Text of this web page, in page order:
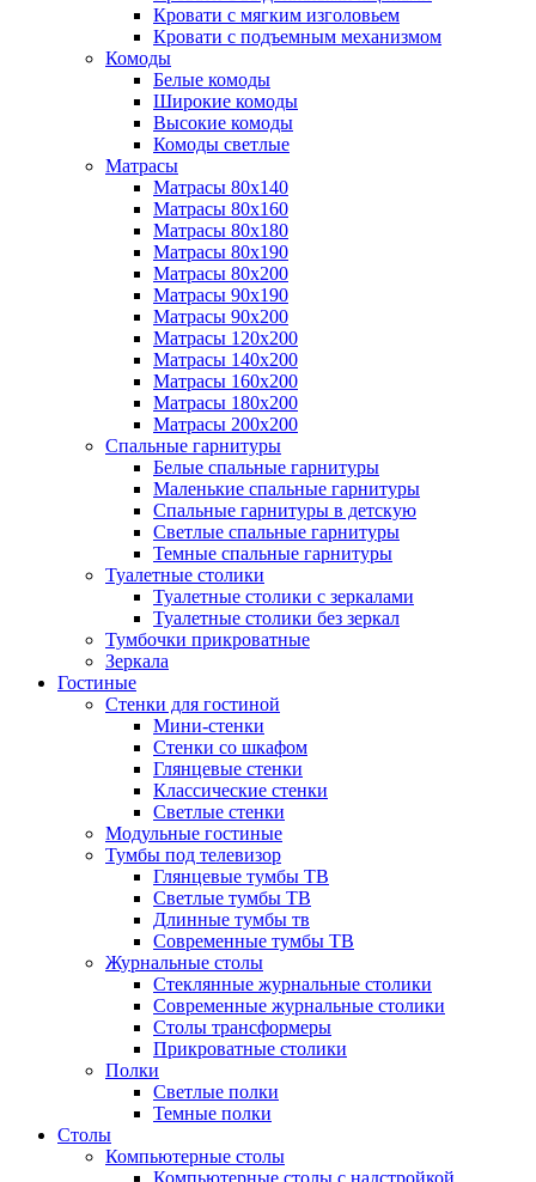
Кровати с мягким изголовьем
Кровати с подъемным механизмом
Комоды
Белые комоды
Широкие комоды
Высокие комоды
Комоды светлые
Матрасы
Матрасы 80х140
Матрасы 80х160
Матрасы 80х180
Матрасы 80х190
Матрасы 80х200
Матрасы 90х190
Матрасы 90х200
Матрасы 120х200
Матрасы 140х200
Матрасы 160х200
Матрасы 180х200
Матрасы 200х200
Спальные гарнитуры
Белые спальные гарнитуры
Маленькие спальные гарнитуры
Спальные гарнитуры в детскую
Светлые спальные гарнитуры
Темные спальные гарнитуры
Туалетные столики
Туалетные столики с зеркалами
Туалетные столики без зеркал
Тумбочки прикроватные
Зеркала
Гостиные
Стенки для гостиной
Мини-стенки
Стенки со шкафом
Глянцевые стенки
Классические стенки
Светлые стенки
Модульные гостиные
Тумбы под телевизор
Глянцевые тумбы ТВ
Светлые тумбы ТВ
Длинные тумбы тв
Современные тумбы ТВ
Журнальные столы
Стеклянные журнальные столики
Современные журнальные столики
Столы трансформеры
Прикроватные столики
Полки
Светлые полки
Темные полки
Столы
Компьютерные столы
Компьютерные столы с надстройкой